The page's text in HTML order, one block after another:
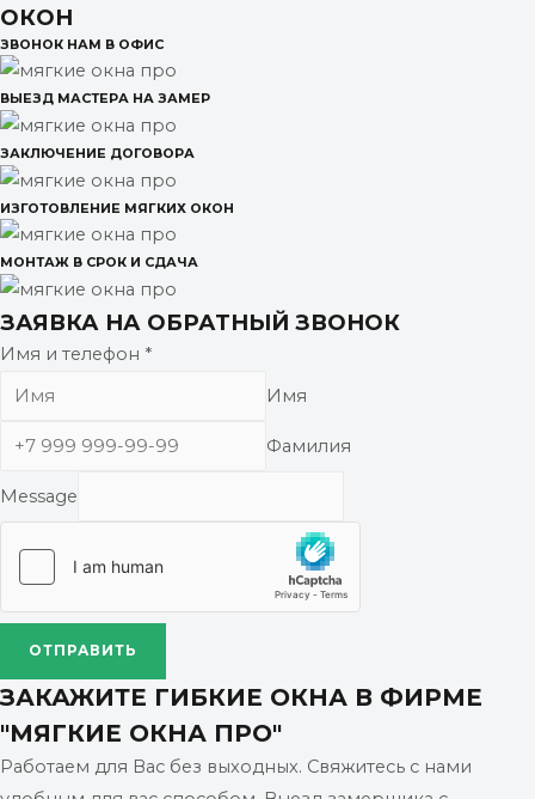
ОКОН
ЗВОНОК НАМ В ОФИС
ВЫЕЗД МАСТЕРА НА ЗАМЕР
ЗАКЛЮЧЕНИЕ ДОГОВОРА
ИЗГОТОВЛЕНИЕ МЯГКИХ ОКОН
МОНТАЖ В СРОК И СДАЧА
ЗАЯВКА НА ОБРАТНЫЙ ЗВОНОК
Имя и телефон *
Имя
Фамилия
Message
ОТПРАВИТЬ
ЗАКАЖИТЕ ГИБКИЕ ОКНА В ФИРМЕ
"МЯГКИЕ ОКНА ПРО"
Работаем для Вас без выходных. Свяжитесь с нами